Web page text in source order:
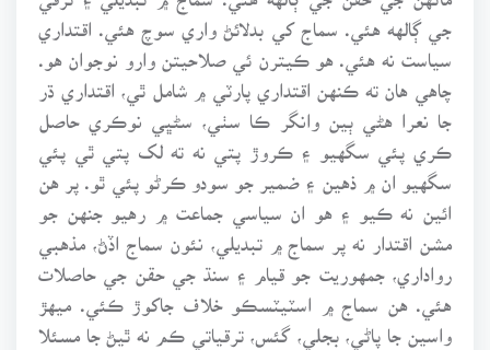
جي ڳالهه هئي. سماج کي بدلائڻ واري سوچ هئي. اقتداري
سياست نه هئي. هو ڪيترن ئي صلاحيتن وارو نوجوان هو.
چاهي هان ته ڪنهن اقتداري پارٽي ۾ شامل ٿي، اقتداري ڌر
جا نعرا هڻي ٻين وانگر ڪا سٺي، سڻڀي نوڪري حاصل
ڪري پئي سگهيو ۽ ڪروڙ پتي نه ته لک پتي ٿي پئي
سگهيو ان ۾ ذهين ۽ ضمير جو سودو ڪرڻو پئي ٿو. پر هن
ائين نه ڪيو ۽ هو ان سياسي جماعت ۾ رهيو جنهن جو
مشن اقتدار نه پر سماج ۾ تبديلي، نئون سماج اڏڻ، مذهبي
رواداري، جمهوريت جو قيام ۽ سنڌ جي حقن جي حاصلات
هئي. هن سماج ۾ اسٽيٽسڪو خلاف جاکوڙ ڪئي. ميهڙ
واسين جا پاڻي، بجلي، گئس، ترقياتي ڪم نه ٿيڻ جا مسئلا